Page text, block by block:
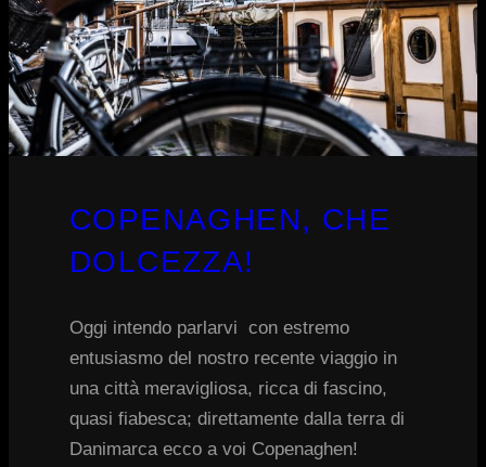
COPENAGHEN, CHE
DOLCEZZA!
Oggi intendo parlarvi con estremo
entusiasmo del nostro recente viaggio in
una città meravigliosa, ricca di fascino,
quasi fiabesca; direttamente dalla terra di
Danimarca ecco a voi Copenaghen!